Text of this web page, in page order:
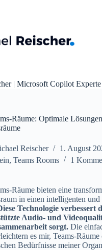
| Microsoft Copilot
Räume: Optimale
Reischer
1. August
, Teams Rooms 1
Räume bieten eine
in einen intelligenten
Technologie verbessert
Audio- und
sorgt. Die
es mir, Teams-
Bedürfnisse meiner